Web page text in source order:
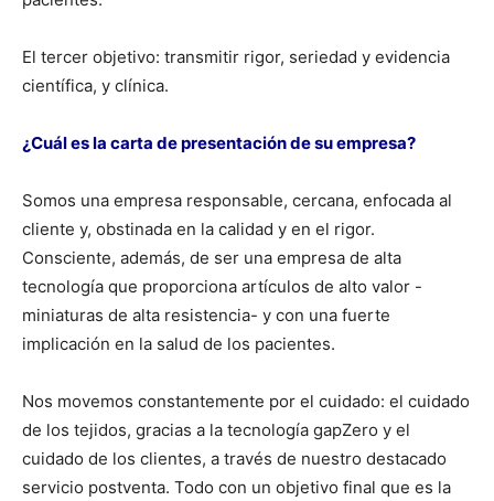
El tercer objetivo: transmitir rigor, seriedad y evidencia
científica, y clínica.
¿Cuál es la carta de presentación de su empresa?
Somos una empresa responsable, cercana, enfocada al
cliente y, obstinada en la calidad y en el rigor.
Consciente, además, de ser una empresa de alta
tecnología que proporciona artículos de alto valor -
miniaturas de alta resistencia- y con una fuerte
implicación en la salud de los pacientes.
Nos movemos constantemente por el cuidado: el cuidado
de los tejidos, gracias a la tecnología gapZero y el
cuidado de los clientes, a través de nuestro destacado
servicio postventa. Todo con un objetivo final que es la